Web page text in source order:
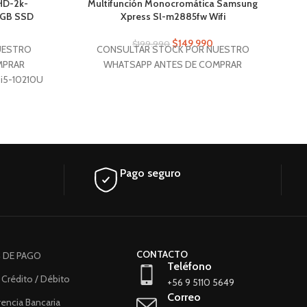
2k-
SSD
10210U
Multifunción Monocromática Samsung
Xpress Sl-m2885fw Wifi
$199.990 $149.990
CONSULTAR STOCK POR NUESTRO
WHATSAPP ANTES DE COMPRAR
Pago seguro
PAGO
Crédito / Débito
Bancaria
CONTACTO
Teléfono
+56 9 5110 5649
Correo